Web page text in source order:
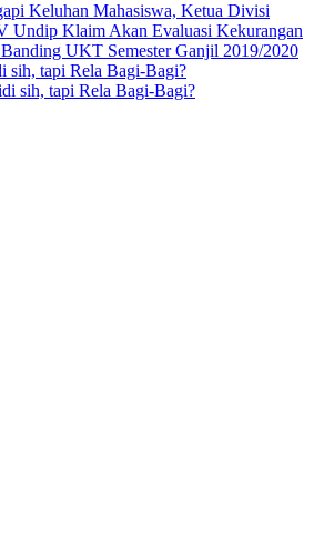
Keluhan Mahasiswa, Ketua Divisi
Undip Klaim Akan Evaluasi Kekurangan
UKT Semester Ganjil 2019/2020
sih, tapi Rela Bagi-Bagi?
sih, tapi Rela Bagi-Bagi?